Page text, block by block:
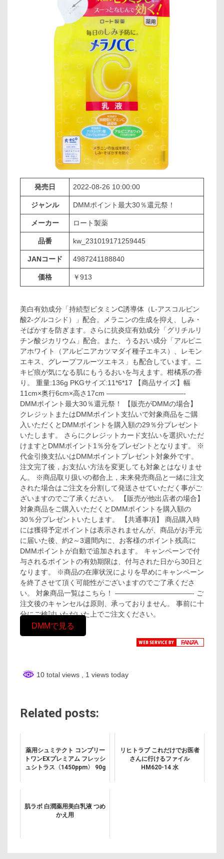
発売日 2022-08-26 10:00:00
ジャンル DMMポイント最大30％還元祭！
メーカー ロート製薬
品番 kw_231019171259445
JANコード 4987241188840
価格 ￥913
美白有効成分「持続型ビタミンC誘導体（L-アスコルビン
酸2-グルコシド）」配合。メラニンの生成を抑え、しみ・
そばかすを防ぎます。さらに抗炎症有効成分「グリチルリ
チン酸ジカリウム」配合。また、うるおい成分「アルピニ
アホワイト（アルピニアカツマダイ種子エキス）、レモン
エキス、グレープフルーツエキス」も配合しています。ニ
キビ痕が気になる肌にもうるおいを与えます。柑橘系の香
り。 重量:136g PKGサイズ:11*6*17 【商品サイズ】幅
11cm×奥行6cm×高さ17cm ———————————-
DMMポイント最大30％還元祭！ 【販売がDMMの場合】
クレジットまたはDMMポイント支払いで対象商品をご購
入いただくとDMMポイントを購入額の29％分プレゼント
いたします。 さらにクレジットカード支払いを選択いただ
けますとDMMポイント1％分をプレゼントとなります。 ※
代金引換支払いはDMMポイントプレゼント対象外です。
注文完了後，お支払い方法を変更しても対象とはなりませ
ん。 ※商品取り扱いの都合上，未来発売商品と一緒に注文
された場合はご注文を分割して発送させていただく事がご
ざいますのでご了承ください。 【販売が他出店者の場合】
対象商品をご購入いただくとDMMポイントを購入額の
30％分プレゼントいたします。 【共通事項】 商品購入時
には獲得予定ポイントは表示されませんが、商品がお手元
に届いた後、約2～3週間内に、お客様のポイント残高に
DMMポイントが自動で追加されます。 キャンペーンで付
与されるポイントの有効期限は、付与された日から30日と
なります。 ※商品の在庫状況によりを早めにキャンペーン
を終了させて頂く可能性がございますのでご了承くださ
い。 対象商品一覧はこちら！ ———————————- ご
注文後のキャンセルは原則、承っておりません。 事前に十
分にご検討いただいた上でご注文ください。
DMMで見る
10 total views , 1 views today
Related posts:
薬用シュミテクト コンプリー
トワンEXプレミアム フレッシ
ュシトラス〈1450ppm〉 90g
リヒトラブ これだけでお医者
さんに行けるファイル
HM620-14 水
肌ラボ 白潤薬用美白乳液 つめ
かえ用